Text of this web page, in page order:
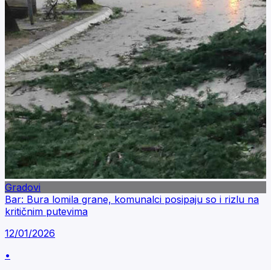
Gradovi
Bar: Bura lomila grane, komunalci posipaju so i rizlu na
kritičnim putevima
12/01/2026
•